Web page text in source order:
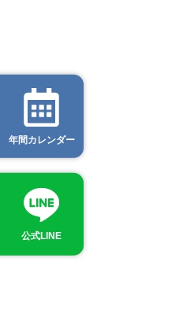
年間カレンダー
公式LINE